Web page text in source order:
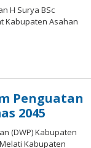
H Surya BSc
Kabupaten Asahan
Penguatan
2045
(DWP) Kabupaten
Kabupaten